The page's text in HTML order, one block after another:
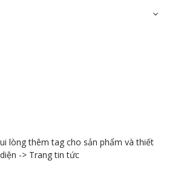
lòng thêm tag cho sản phẩm và thiết
-> Trang tin tức